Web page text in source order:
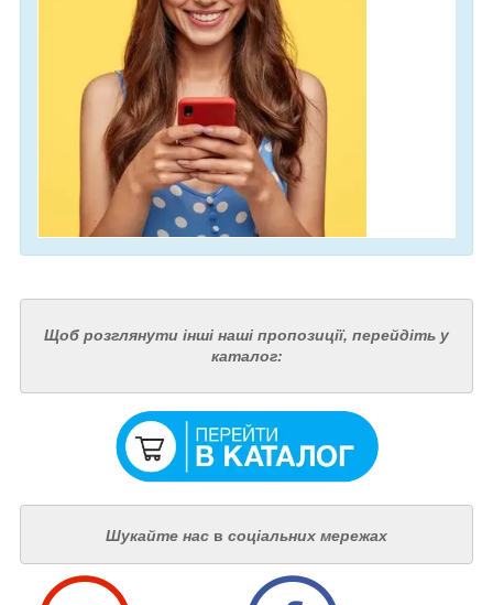
Щоб розглянути інші наші пропозиції, перейдіть у
каталог:
Шукайте нас в соціальних мережах